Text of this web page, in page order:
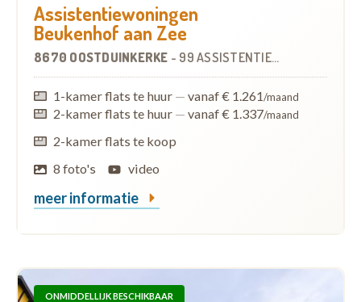
Assistentiewoningen
Beukenhof aan Zee
8670 OOSTDUINKERKE - 99 ASSISTENTIEWONINGEN
1-kamer flats te huur — vanaf € 1.261/maand
2-kamer flats te huur — vanaf € 1.337/maand
2-kamer flats te koop
8 foto's
video
meer informatie
ONMIDDELLIJK BESCHIKBAAR